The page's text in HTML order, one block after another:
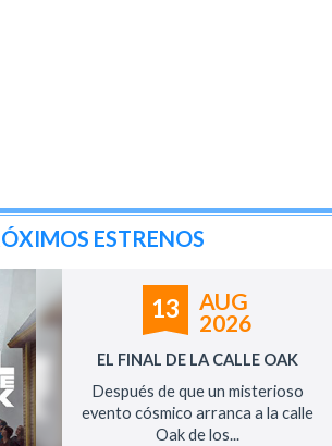
ESTRENOS
13
AUG
2026
EL FINAL DE LA CALLE OAK
Después de que un misterioso
evento cósmico arranca a la calle
Oak de los...